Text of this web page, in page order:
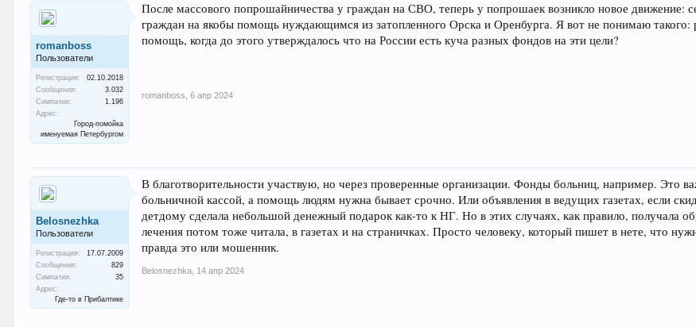
romanboss
Пользователи
Регистрация:
02.10.2018
Сообщения:
3.032
Симпатии:
1.196
Адрес:
Город-помойка
именуемая Петербургом
После массового попрошайничества у граждан на СВО, теперь у попрошаек возникло новое движение:
граждан на якобы помощь нуждающимся из затопленного Орска и Оренбурга. Я вот не понимаю
помощь, когда до этого утверждалось что на России есть куча разных фондов на эти цели?
romanboss 6 апр 2024
Belosnezhka
Пользователи
Регистрация:
17.07.2009
Сообщения:
829
Симпатии:
35
Адрес:
Где-то в Прибалтике
В благотворительности участвую, но через проверенные организации. Фонды больниц, например. Это
больничной кассой, а помощь людям нужна бывает срочно. Или объявления в ведущих газетах, если
детдому сделала небольшой денежный подарок как-то к НГ. Но в этих случаях, как правило, получала
лечения потом тоже читала, в газетах и на страничках. Просто человеку, который пишет в нете, что
правда это или мошенник.
Belosnezhka 14 апр 2024